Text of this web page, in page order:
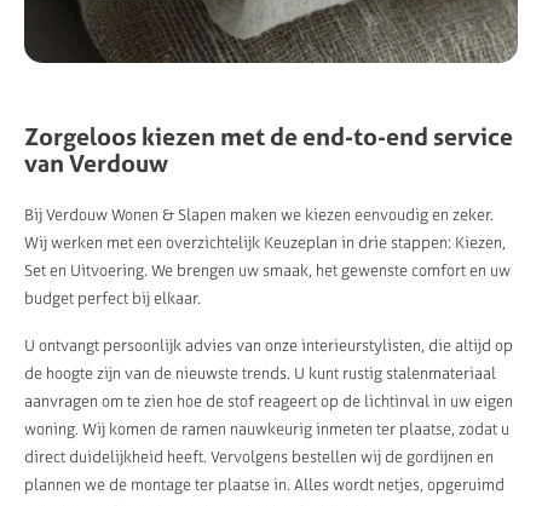
Zorgeloos kiezen met de end-to-end service
van Verdouw
Bij Verdouw Wonen & Slapen maken we kiezen eenvoudig en zeker.
Wij werken met een overzichtelijk Keuzeplan in drie stappen: Kiezen,
Set en Uitvoering. We brengen uw smaak, het gewenste comfort en uw
budget perfect bij elkaar.
U ontvangt persoonlijk advies van onze interieurstylisten, die altijd op
de hoogte zijn van de nieuwste trends. U kunt rustig stalenmateriaal
aanvragen om te zien hoe de stof reageert op de lichtinval in uw eigen
woning. Wij komen de ramen nauwkeurig inmeten ter plaatse, zodat u
direct duidelijkheid heeft. Vervolgens bestellen wij de gordijnen en
plannen we de montage ter plaatse in. Alles wordt netjes, opgeruimd